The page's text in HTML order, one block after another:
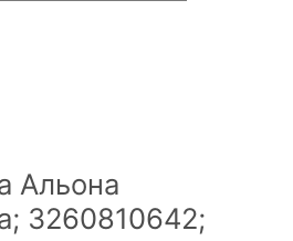
Альона
3260810642;